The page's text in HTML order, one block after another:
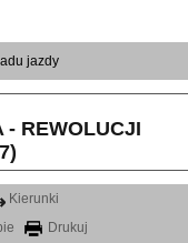
jazdy
- REWOLUCJI
Kierunki
Drukuj